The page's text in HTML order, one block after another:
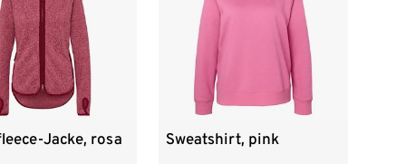
Jacke, rosa Sweatshirt, pink